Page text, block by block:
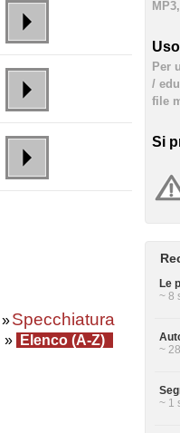
»Specchiatura
» Elenco (A-Z)
Per
/
file
Si
Le
~ 8
~
~ 1